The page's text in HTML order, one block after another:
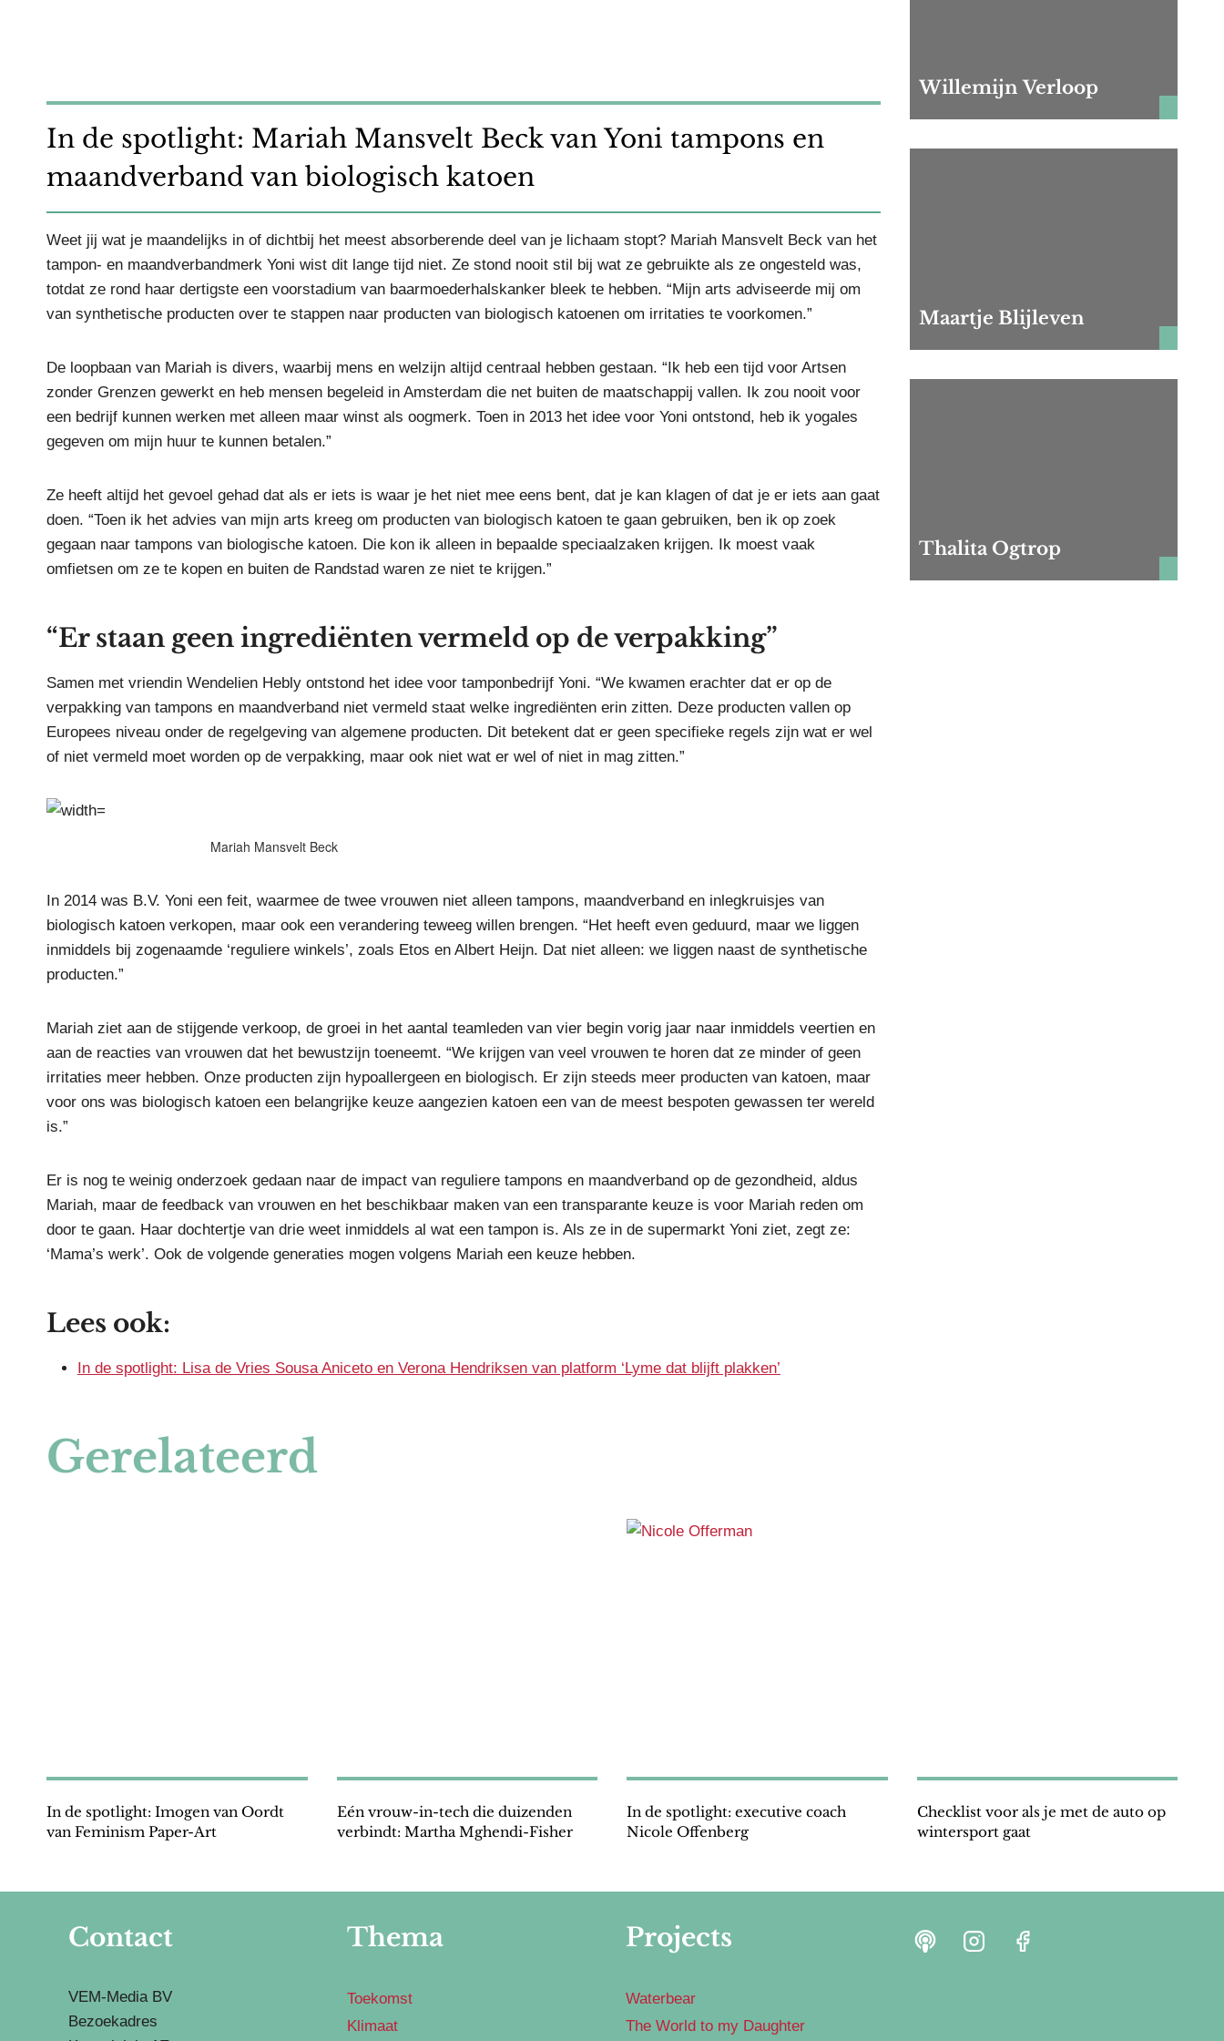
In de spotlight: Mariah Mansvelt Beck van Yoni tampons en
maandverband van biologisch katoen
Weet jij wat je maandelijks in of dichtbij het meest absorberende deel van je lichaam stopt? Mariah Mansvelt Beck van het
tampon- en maandverbandmerk Yoni wist dit lange tijd niet. Ze stond nooit stil bij wat ze gebruikte als ze ongesteld was,
totdat ze rond haar dertigste een voorstadium van baarmoederhalskanker bleek te hebben. “Mijn arts adviseerde mij om
van synthetische producten over te stappen naar producten van biologisch katoenen om irritaties te voorkomen.”
De loopbaan van Mariah is divers, waarbij mens en welzijn altijd centraal hebben gestaan. “Ik heb een tijd voor Artsen
zonder Grenzen gewerkt en heb mensen begeleid in Amsterdam die net buiten de maatschappij vallen. Ik zou nooit voor
een bedrijf kunnen werken met alleen maar winst als oogmerk. Toen in 2013 het idee voor Yoni ontstond, heb ik yogales
gegeven om mijn huur te kunnen betalen.”
Ze heeft altijd het gevoel gehad dat als er iets is waar je het niet mee eens bent, dat je kan klagen of dat je er iets aan gaat
doen. “Toen ik het advies van mijn arts kreeg om producten van biologisch katoen te gaan gebruiken, ben ik op zoek
gegaan naar tampons van biologische katoen. Die kon ik alleen in bepaalde speciaalzaken krijgen. Ik moest vaak
omfietsen om ze te kopen en buiten de Randstad waren ze niet te krijgen.”
“Er staan geen ingrediënten vermeld op de verpakking”
Samen met vriendin Wendelien Hebly ontstond het idee voor tamponbedrijf Yoni. “We kwamen erachter dat er op de
verpakking van tampons en maandverband niet vermeld staat welke ingrediënten erin zitten. Deze producten vallen op
Europees niveau onder de regelgeving van algemene producten. Dit betekent dat er geen specifieke regels zijn wat er wel
of niet vermeld moet worden op de verpakking, maar ook niet wat er wel of niet in mag zitten.”
Mariah Mansvelt Beck
In 2014 was B.V. Yoni een feit, waarmee de twee vrouwen niet alleen tampons, maandverband en inlegkruisjes van
biologisch katoen verkopen, maar ook een verandering teweeg willen brengen. “Het heeft even geduurd, maar we liggen
inmiddels bij zogenaamde ‘reguliere winkels’, zoals Etos en Albert Heijn. Dat niet alleen: we liggen naast de synthetische
producten.”
Mariah ziet aan de stijgende verkoop, de groei in het aantal teamleden van vier begin vorig jaar naar inmiddels veertien en
aan de reacties van vrouwen dat het bewustzijn toeneemt. “We krijgen van veel vrouwen te horen dat ze minder of geen
irritaties meer hebben. Onze producten zijn hypoallergeen en biologisch. Er zijn steeds meer producten van katoen, maar
voor ons was biologisch katoen een belangrijke keuze aangezien katoen een van de meest bespoten gewassen ter wereld
is.”
Er is nog te weinig onderzoek gedaan naar de impact van reguliere tampons en maandverband op de gezondheid, aldus
Mariah, maar de feedback van vrouwen en het beschikbaar maken van een transparante keuze is voor Mariah reden om
door te gaan. Haar dochtertje van drie weet inmiddels al wat een tampon is. Als ze in de supermarkt Yoni ziet, zegt ze:
‘Mama’s werk’. Ook de volgende generaties mogen volgens Mariah een keuze hebben.
Lees ook:
In de spotlight: Lisa de Vries Sousa Aniceto en Verona Hendriksen van platform ‘Lyme dat blijft plakken’
Willemijn Verloop
Maartje Blijleven
Thalita Ogtrop
Gerelateerd
In de spotlight: Imogen van Oordt
van Feminism Paper-Art
Eén vrouw-in-tech die duizenden
verbindt: Martha Mghendi-Fisher
In de spotlight: executive coach
Nicole Offenberg
Checklist voor als je met de auto op
wintersport gaat
Contact
VEM-Media BV
Bezoekadres
Thema
Toekomst
Klimaat
Projects
Waterbear
The World to my Daughter